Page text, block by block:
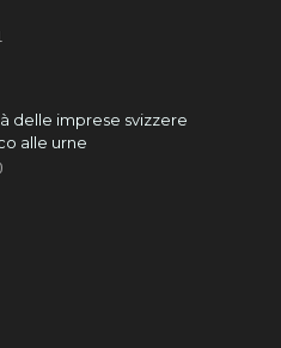
delle imprese svizzere
alle urne